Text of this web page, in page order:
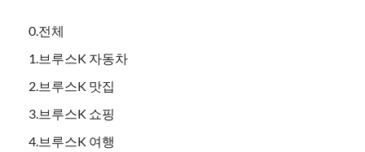
0.전체
1.브루스K 자동차
2.브루스K 맛집
3.브루스K 쇼핑
4.브루스K 여행